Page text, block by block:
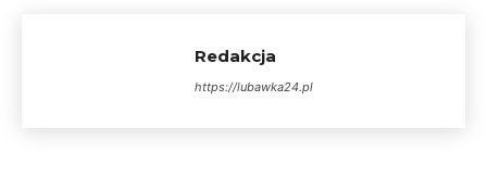
Redakcja
https://lubawka24.pl